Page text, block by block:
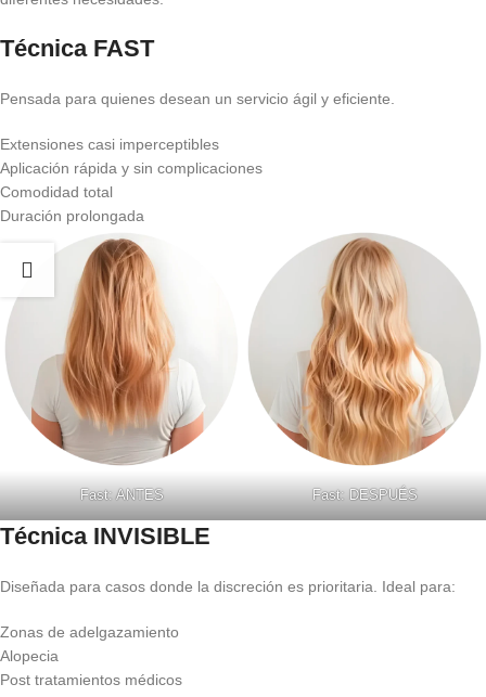
Técnica FAST
Pensada para quienes desean un servicio ágil y eficiente.
Extensiones casi imperceptibles
Aplicación rápida y sin complicaciones
Comodidad total
Duración prolongada
Fast: ANTES Fast: DESPUÉS
Técnica INVISIBLE
Diseñada para casos donde la discreción es prioritaria. Ideal para:
Zonas de adelgazamiento
Alopecia
Post tratamientos médicos